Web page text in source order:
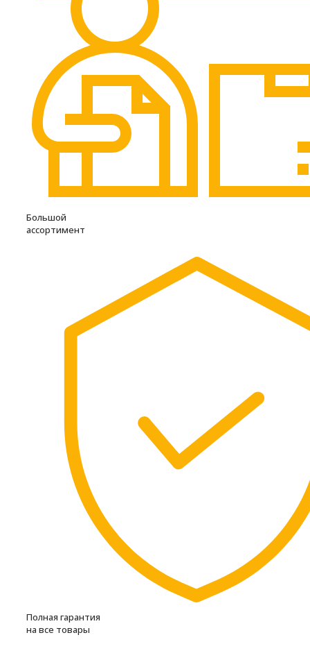
Большой
ассортимент
Полная гарантия
на все товары